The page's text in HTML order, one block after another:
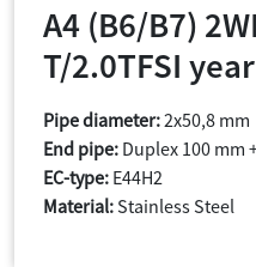
A4 (B6/B7)
T/2.0TFSI
Pipe diameter:2x50,8 mm
End pipe: Duplex 100 mm
EC-type: E44H2
Material: Stainless Steel